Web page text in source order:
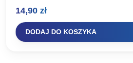
…
14,90 zł
DODAJ DO KOSZYKA